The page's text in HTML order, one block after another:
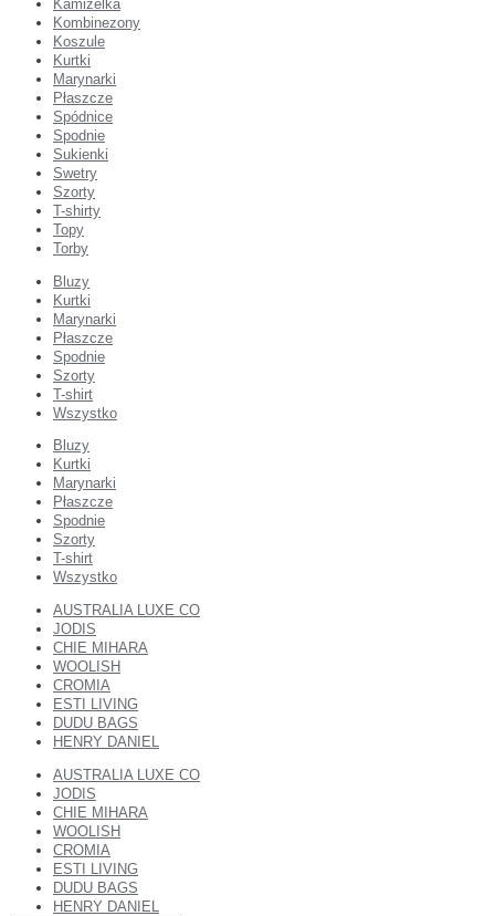
Kamizelka
Kombinezony
Koszule
Kurtki
Marynarki
Płaszcze
Spódnice
Spodnie
Sukienki
Swetry
Szorty
T-shirty
Topy
Torby
Bluzy
Kurtki
Marynarki
Płaszcze
Spodnie
Szorty
T-shirt
Wszystko
Bluzy
Kurtki
Marynarki
Płaszcze
Spodnie
Szorty
T-shirt
Wszystko
AUSTRALIA LUXE CO
JODIS
CHIE MIHARA
WOOLISH
CROMIA
ESTI LIVING
DUDU BAGS
HENRY DANIEL
AUSTRALIA LUXE CO
JODIS
CHIE MIHARA
WOOLISH
CROMIA
ESTI LIVING
DUDU BAGS
HENRY DANIEL